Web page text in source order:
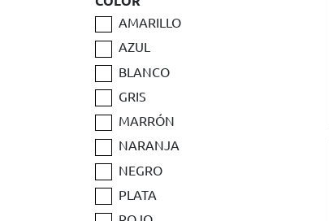
AMARILLO
AZUL
BLANCO
GRIS
MARRÓN
NARANJA
NEGRO
PLATA